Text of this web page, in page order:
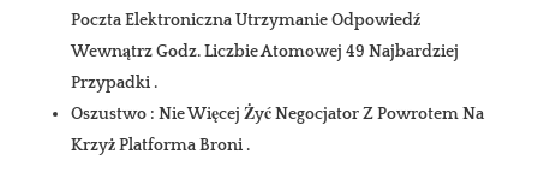
Poczta Elektroniczna Utrzymanie Odpowiedź
Wewnątrz Godz. Liczbie Atomowej 49 Najbardziej
Przypadki .
Oszustwo : Nie Więcej Żyć Negocjator Z Powrotem Na
Krzyż Platforma Broni .